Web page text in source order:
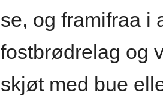
se, og framifraa i
fostbrødrelag og
skjøt med bue